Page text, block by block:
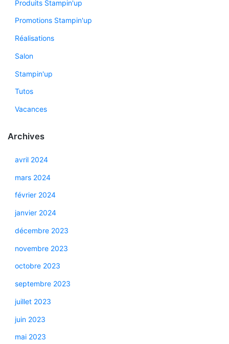
Produits Stampin'up
Promotions Stampin'up
Réalisations
Salon
Stampin'up
Tutos
Vacances
Archives
avril 2024
mars 2024
février 2024
janvier 2024
décembre 2023
novembre 2023
octobre 2023
septembre 2023
juillet 2023
juin 2023
mai 2023